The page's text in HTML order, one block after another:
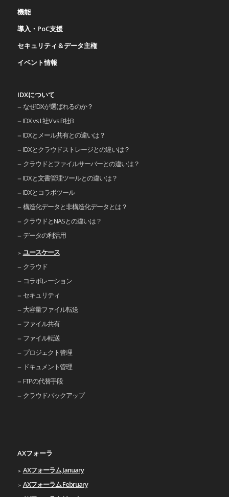
機能
導入・PoC支援
セキュリティ＆データ主権
イベント情報
IDXについて
なぜIDXが選ばれるのか？
IDX vs L社V vs B社B
IDXとメール共有との違いは？
IDXとクラウドストレージとの違いは？
クラウドとファイルサーバーとの違いは？
IDXと文書管理ツールとの違いは？
IDXとコラボツール
構造化データと非構造化データとは？
クラウドとNASとの違いは？
データの利活用
ユースケース
クラウド
コラボレーション
セキュリティ
大容量ファイル転送
ファイル共有
ファイル転送
プロジェクト管理
ドキュメント管理
FTPの代替手段
クラウドバックアップ
AXフォーラ
AXフォーラム January
AXフォーラム February